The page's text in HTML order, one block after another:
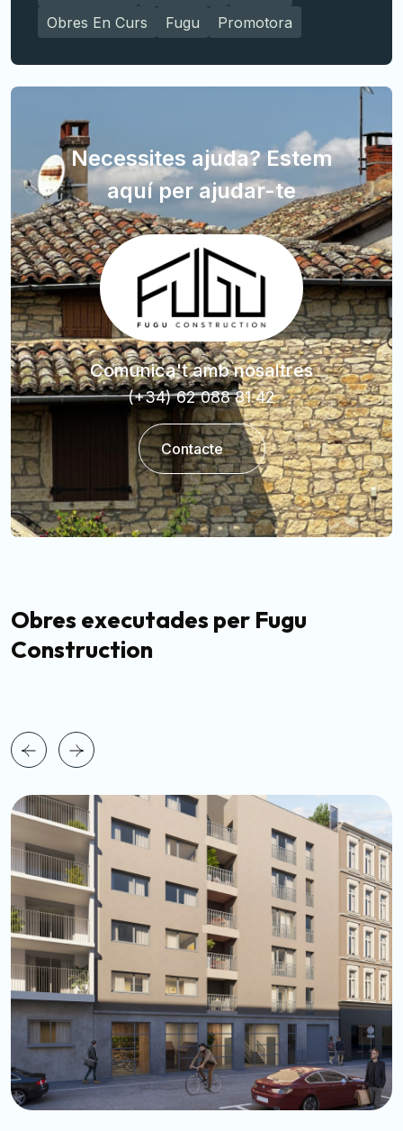
Obres En Curs Fugu Promotora
Necessites ajuda? Estem
aquí per ajudar-te
Comunica't amb nosaltres
(+34) 62 088 81 42
Contacte
Obres executades per Fugu
Construction